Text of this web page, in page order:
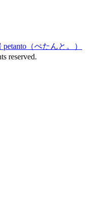
（ぺたんと。）
reserved.